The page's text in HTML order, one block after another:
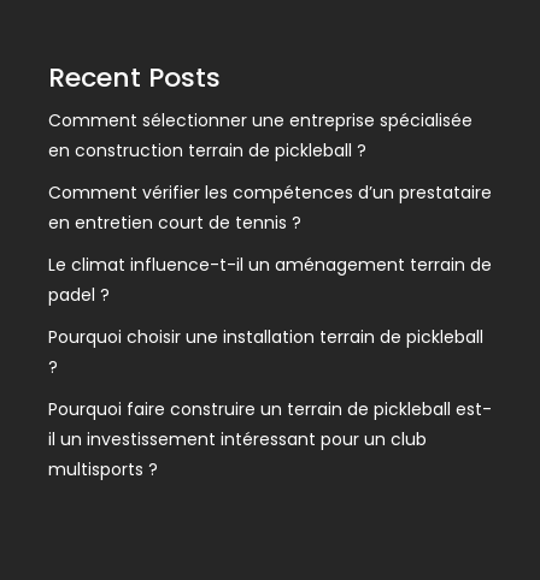
Recent Posts
Comment sélectionner une entreprise spécialisée
en construction terrain de pickleball ?
Comment vérifier les compétences d’un prestataire
en entretien court de tennis ?
Le climat influence-t-il un aménagement terrain de
padel ?
Pourquoi choisir une installation terrain de pickleball
?
Pourquoi faire construire un terrain de pickleball est-
il un investissement intéressant pour un club
multisports ?